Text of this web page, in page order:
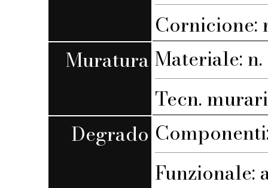
Cornicione:
Muratura Materiale: n.
Tecn.
Degrado
Funzionale: